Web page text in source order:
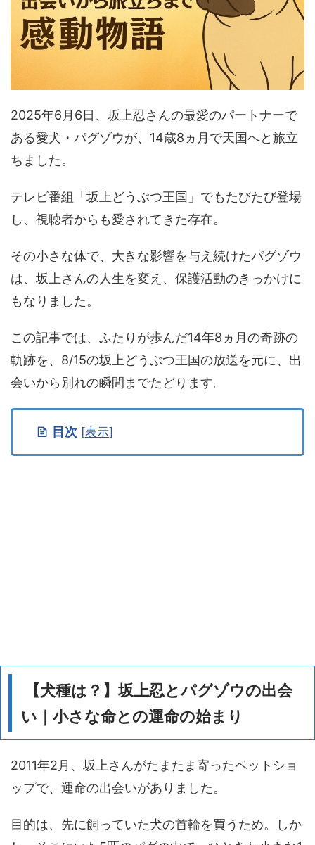
2025年6月6日、坂上忍さんの最愛のパートナーで
ある愛犬・パグゾウが、14歳8ヵ月で天国へと旅立
ちました。
テレビ番組「坂上どうぶつ王国」でもたびたび登場
し、視聴者からも愛されてきた存在。
その小さな体で、大きな影響を与え続けたパグゾウ
は、坂上さんの人生を変え、保護活動のきっかけに
もなりました。
この記事では、ふたりが歩んだ14年8ヵ月の奇跡の
軌跡を、8/15の坂上どうぶつ王国の放送を元に、出
会いから別れの瞬間までたどります。
目次 [表示]
【犬種は？】坂上忍とパグゾウの出会
い｜小さな命との運命の始まり
2011年2月、坂上さんがたまたま寄ったペットショ
ップで、運命の出会いがありました。
目的は、先に飼っていた犬の首輪を買うため。しか